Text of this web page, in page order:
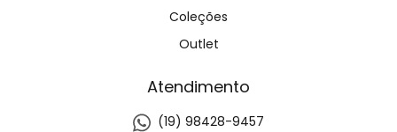
Coleções
Outlet
Atendimento
(19) 98428-9457